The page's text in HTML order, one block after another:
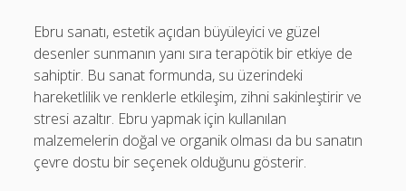
Ebru sanatı, estetik açıdan büyüleyici ve güzel
desenler sunmanın yanı sıra terapötik bir etkiye de
sahiptir. Bu sanat formunda, su üzerindeki
hareketlilik ve renklerle etkileşim, zihni sakinleştirir ve
stresi azaltır. Ebru yapmak için kullanılan
malzemelerin doğal ve organik olması da bu sanatın
çevre dostu bir seçenek olduğunu gösterir.